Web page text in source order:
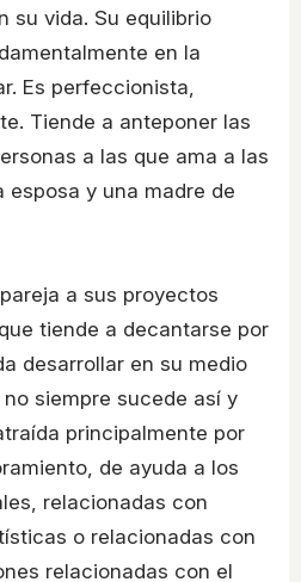
su vida. Su equilibrio
en la
Es perfeccionista,
Tiende a anteponer las
a las que ama a las
esposa y una madre de
a sus proyectos
tiende a decantarse por
desarrollar en su medio
siempre sucede así y
principalmente por
de ayuda a los
relacionadas con
o relacionadas con
relacionadas con el